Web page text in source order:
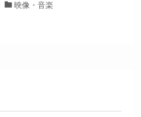
映像・音楽